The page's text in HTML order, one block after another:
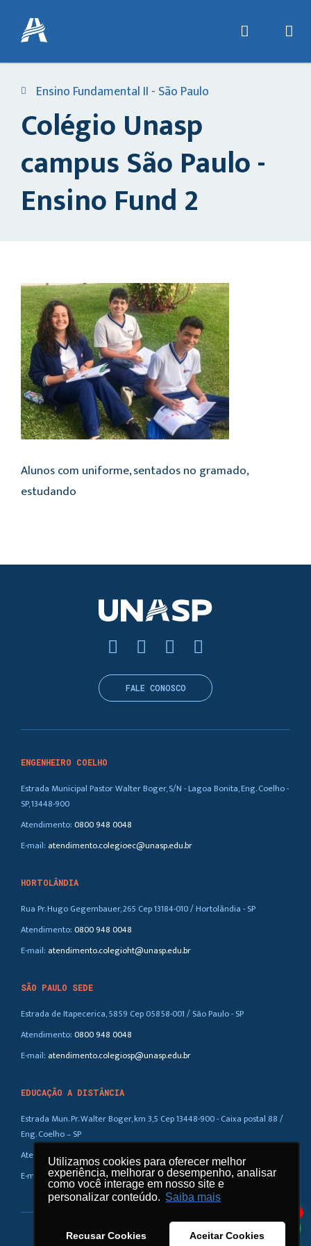
Utilizamos cookies para oferecer melhor
experiência, melhorar o desempenho, analisar
como você interage em nosso site e
personalizar conteúdo. Saiba mais
Recusar Cookies Aceitar Cookies
Utilizamos cookies para oferecer melhor
experiência, melhorar o desempenho, analisar
como você interage em nosso site e
personalizar conteúdo. Saiba mais
Recusar Cookies Aceitar Cookies
Ensino Fundamental II - São Paulo
Colégio Unasp
campus São Paulo -
Ensino Fund 2
Alunos com uniforme, sentados no gramado,
estudando
ENGENHEIRO COELHO
Estrada Municipal Pastor Walter Boger, S/N - Lagoa Bonita, Eng. Coelho -
SP, 13448-900
Atendimento:0800 948 0048
E-mail: atendimento.colegioec@unasp.edu.br
HORTOLÂNDIA
Rua Pr. Hugo Gegembauer, 265 Cep 13184-010 / Hortolândia - SP
Atendimento:0800 948 0048
E-mail: atendimento.colegioht@unasp.edu.br
SÃO PAULO SEDE
Estrada de Itapecerica, 5859 Cep 05858-001 / São Paulo - SP
Atendimento:0800 948 0048
E-mail: atendimento.colegiosp@unasp.edu.br
EDUCAÇÃO A DISTÂNCIA
Estrada Mun. Pr. Walter Boger, km 3,5 Cep 13448-900 - Caixa postal 88 /
Eng. Coelho – SP
Atendimento:
0800 948 0048
E-mail: atendimento.ead@unasp.br
FALE CONOSCO